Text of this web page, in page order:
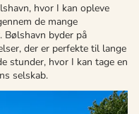
hvor I kan opleve
de mange
Bølshavn byder på
der er perfekte til lange
stunder, hvor I kan tage en
selskab.